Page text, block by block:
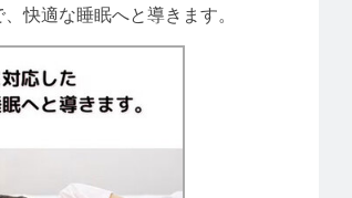
快適な睡眠へと導きます。